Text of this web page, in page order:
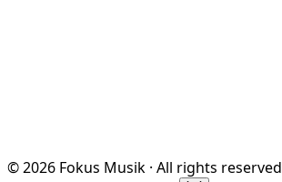
© 2026 Fokus Musik · All rights reserved